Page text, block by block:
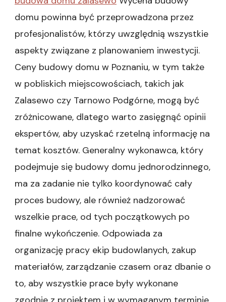
domu powinna być przeprowadzona przez
profesjonalistów, którzy uwzględnią wszystkie
aspekty związane z planowaniem inwestycji.
Ceny budowy domu w Poznaniu, w tym także
w pobliskich miejscowościach, takich jak
Zalasewo czy Tarnowo Podgórne, mogą być
zróżnicowane, dlatego warto zasięgnąć opinii
ekspertów, aby uzyskać rzetelną informację na
temat kosztów. Generalny wykonawca, który
podejmuje się budowy domu jednorodzinnego,
ma za zadanie nie tylko koordynować cały
proces budowy, ale również nadzorować
wszelkie prace, od tych początkowych po
finalne wykończenie. Odpowiada za
organizację pracy ekip budowlanych, zakup
materiałów, zarządzanie czasem oraz dbanie o
to, aby wszystkie prace były wykonane